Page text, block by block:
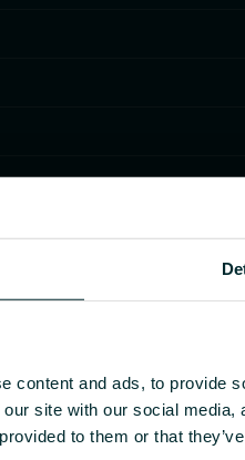
content and ads, to provide
site with our social
to them or that